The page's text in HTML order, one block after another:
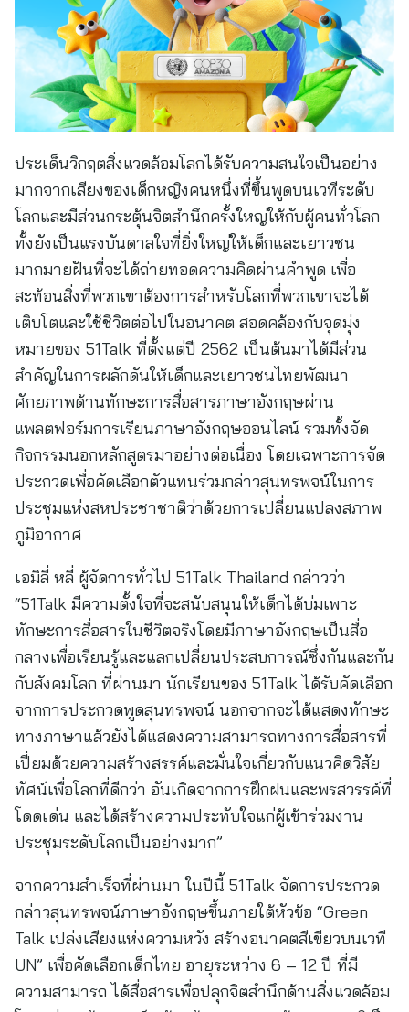
ประเด็นวิกฤตสิ่งแวดล้อมโลกได้รับความสนใจเป็นอย่าง
มากจากเสียงของเด็กหญิงคนหนึ่งที่ขึ้นพูดบนเวทีระดับ
โลกและมีส่วนกระตุ้นจิตสำนึกครั้งใหญ่ให้กับผู้คนทั่วโลก
ทั้งยังเป็นแรงบันดาลใจที่ยิ่งใหญ่ให้เด็กและเยาวชน
มากมายฝันที่จะได้ถ่ายทอดความคิดผ่านคำพูด เพื่อ
สะท้อนสิ่งที่พวกเขาต้องการสำหรับโลกที่พวกเขาจะได้
เติบโตและใช้ชีวิตต่อไปในอนาคต สอดคล้องกับจุดมุ่ง
หมายของ 51Talk ที่ตั้งแต่ปี 2562 เป็นต้นมาได้มีส่วน
สำคัญในการผลักดันให้เด็กและเยาวชนไทยพัฒนา
ศักยภาพด้านทักษะการสื่อสารภาษาอังกฤษผ่าน
แพลตฟอร์มการเรียนภาษาอังกฤษออนไลน์ รวมทั้งจัด
กิจกรรมนอกหลักสูตรมาอย่างต่อเนื่อง โดยเฉพาะการจัด
ประกวดเพื่อคัดเลือกตัวแทนร่วมกล่าวสุนทรพจน์ในการ
ประชุมแห่งสหประชาชาติว่าด้วยการเปลี่ยนแปลงสภาพ
ภูมิอากาศ
เอมิลี่ หลี่ ผู้จัดการทั่วไป 51Talk Thailand กล่าวว่า
“51Talk มีความตั้งใจที่จะสนับสนุนให้เด็กได้บ่มเพาะ
ทักษะการสื่อสารในชีวิตจริงโดยมีภาษาอังกฤษเป็นสื่อ
กลางเพื่อเรียนรู้และแลกเปลี่ยนประสบการณ์ซึ่งกันและกัน
กับสังคมโลก ที่ผ่านมา นักเรียนของ 51Talk ได้รับคัดเลือก
จากการประกวดพูดสุนทรพจน์ นอกจากจะได้แสดงทักษะ
ทางภาษาแล้วยังได้แสดงความสามารถทางการสื่อสารที่
เปี่ยมด้วยความสร้างสรรค์และมั่นใจเกี่ยวกับแนวคิดวิสัย
ทัศน์เพื่อโลกที่ดีกว่า อันเกิดจากการฝึกฝนและพรสวรรค์ที่
โดดเด่น และได้สร้างความประทับใจแก่ผู้เข้าร่วมงาน
ประชุมระดับโลกเป็นอย่างมาก”
จากความสำเร็จที่ผ่านมา ในปีนี้ 51Talk จัดการประกวด
กล่าวสุนทรพจน์ภาษาอังกฤษขึ้นภายใต้หัวข้อ “Green
Talk เปล่งเสียงแห่งความหวัง สร้างอนาคตสีเขียวบนเวที
UN” เพื่อคัดเลือกเด็กไทย อายุระหว่าง 6 – 12 ปี ที่มี
ความสามารถ ได้สื่อสารเพื่อปลุกจิตสำนึกด้านสิ่งแวดล้อม